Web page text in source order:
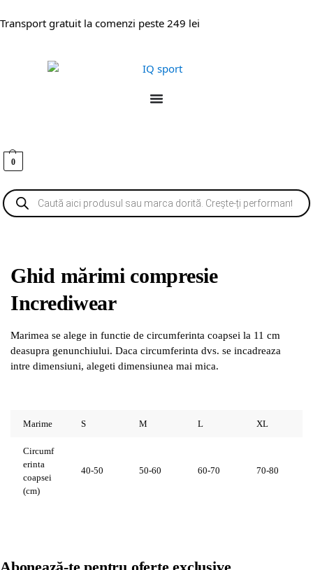
Transport gratuit la comenzi peste 249 lei
0
Ghid mărimi compresie
Incrediwear
Marimea se alege in functie de circumferinta coapsei la 11 cm
deasupra genunchiului. Daca circumferinta dvs. se incadreaza
intre dimensiuni, alegeti dimensiunea mai mica.
Marime S M L XL
Circumf
erinta
coapsei
(cm)
40-50 50-60 60-70 70-80